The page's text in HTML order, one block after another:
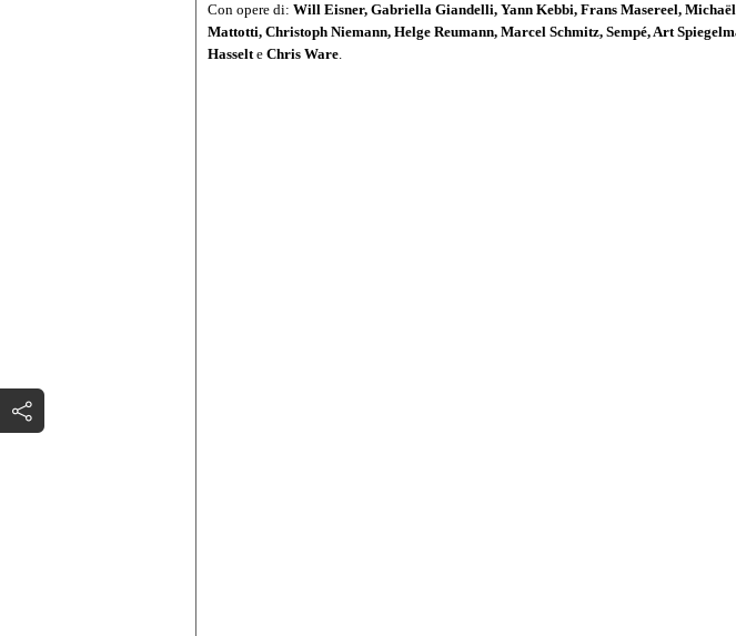
Con opere di: Will Eisner, Gabriella Giandelli, Yann Kebbi, Frans Masereel,
Mattotti, Christoph Niemann, Helge Reumann, Marcel Schmitz, Sempé, Art
Hasselte Chris Ware.